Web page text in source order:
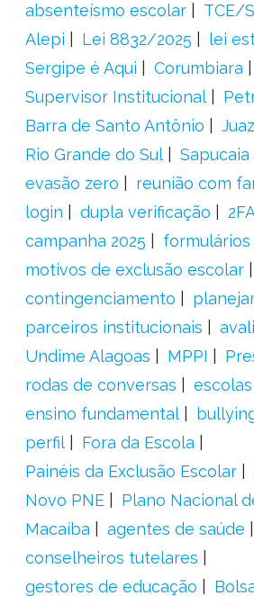
absenteísmo escolar
TCE/
Alepi
Lei 8832/2025 lei
Sergipe é Aqui
Corumbiara
Supervisor Institucional
Barra de Santo Antônio
Rio Grande do Sul
Sapucaia
evasão zero
reunião com
login
dupla verificação
campanha 2025
formulários
motivos de exclusão escolar
contingenciamento
parceiros institucionais
Undime Alagoas
MPPI
rodas de conversas
escolas
ensino fundamental
perfil
Fora da Escola
Painéis da Exclusão Escolar
Novo PNE
Plano Nacional
Macaíba
agentes de saúde
conselheiros tutelares
gestores de educação